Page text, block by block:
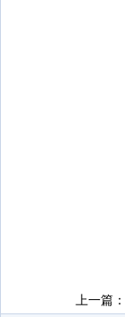
上一篇：